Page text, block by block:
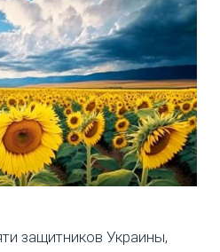
защитников Украины,